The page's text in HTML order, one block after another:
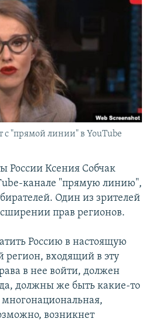
"прямой линии" в YouTube
России Ксения Собчак
канале "прямую линию",
Один из зрителей
прав регионов.
Россию в настоящую
входящий в эту
в нее войти, должен
должны же быть какие-то
многонациональная,
возникнет